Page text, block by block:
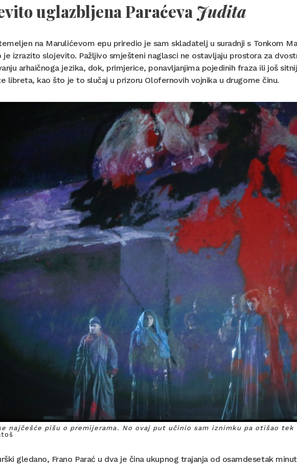
uglazbljena Paraćeva Judita
na Marulićevom epu priredio je sam skladatelj u suradnji s Tonkom
je izrazito slojevito. Pažljivo smješteni naglasci ne ostavljaju prostora za
arhaičnoga jezika, dok, primjerice, ponavljanjima pojedinih fraza ili još
libreta, kao što je to slučaj u prizoru Olofernovih vojnika u drugome činu.
najčešće pišu o premijerama. No ovaj put učinio sam iznimku pa otišao tek
gledano, Frano Parać u dva je čina ukupnog trajanja od osamdesetak